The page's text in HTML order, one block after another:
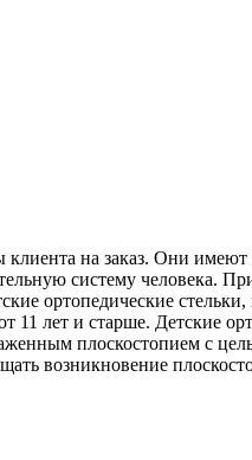
на заказ. Они
систему человека.
ортопедические стельки,
11 лет и старше. Детские
плоскостопием с
возникновение